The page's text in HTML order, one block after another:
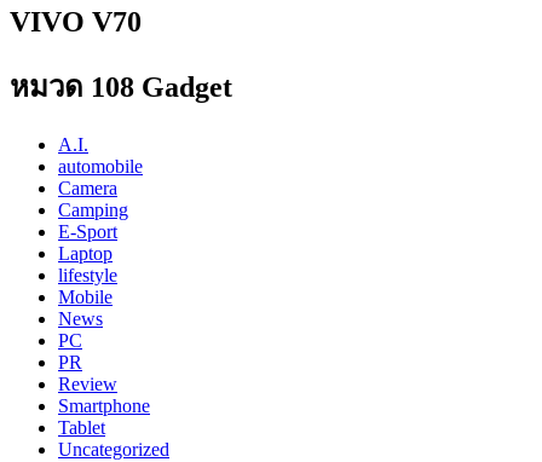
VIVO V70
หมวด 108 Gadget
A.I.
automobile
Camera
Camping
E-Sport
Laptop
lifestyle
Mobile
News
PC
PR
Review
Smartphone
Tablet
Uncategorized